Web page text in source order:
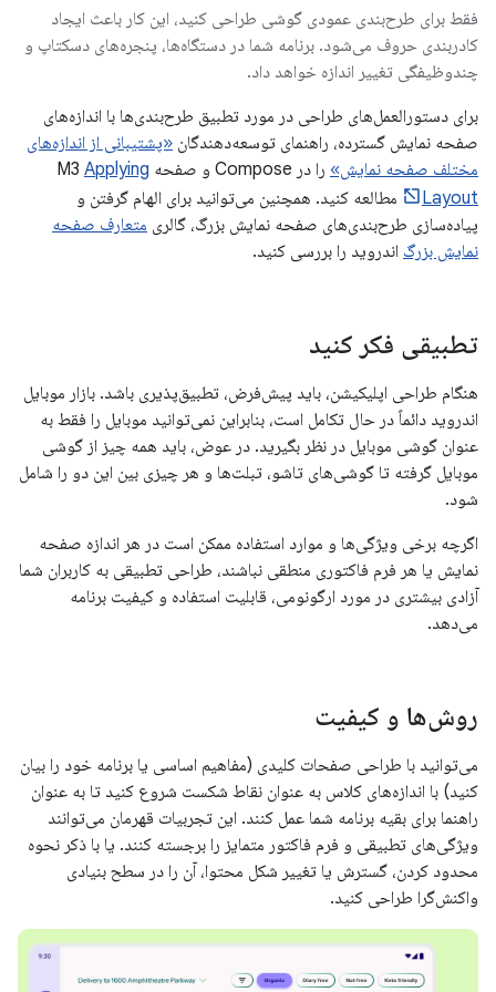
فقط برای طرح‌بندی عمودی گوشی طراحی کنید، این کار باعث ایجاد
کادربندی حروف می‌شود. برنامه شما در دستگاه‌ها، پنجره‌های دسکتاپ و
چندوظیفگی تغییر اندازه خواهد داد.
برای دستورالعمل‌های طراحی در مورد تطبیق طرح‌بندی‌ها با اندازه‌های
صفحه نمایش گسترده، راهنمای توسعه‌دهندگان «پشتیبانی از اندازه‌های
مختلف صفحه نمایش» را در Compose و صفحه M3
Applying
Layout
مطالعه کنید. همچنین می‌توانید برای الهام گرفتن و
پیاده‌سازی طرح‌بندی‌های صفحه نمایش بزرگ، گالری متعارف صفحه
نمایش بزرگ اندروید را بررسی کنید.
تطبیقی ​​فکر کنید
هنگام طراحی اپلیکیشن، باید پیش‌فرض، تطبیق‌پذیری باشد. بازار موبایل
اندروید دائماً در حال تکامل است، بنابراین نمی‌توانید موبایل را فقط به
عنوان گوشی موبایل در نظر بگیرید. در عوض، باید همه چیز از گوشی
موبایل گرفته تا گوشی‌های تاشو، تبلت‌ها و هر چیزی بین این دو را شامل
شود.
اگرچه برخی ویژگی‌ها و موارد استفاده ممکن است در هر اندازه صفحه
نمایش یا هر فرم فاکتوری منطقی نباشند، طراحی تطبیقی ​​به کاربران شما
آزادی بیشتری در مورد ارگونومی، قابلیت استفاده و کیفیت برنامه
می‌دهد.
روش‌ها و کیفیت
می‌توانید با طراحی صفحات کلیدی (مفاهیم اساسی یا برنامه خود را بیان
کنید) با اندازه‌های کلاس به عنوان نقاط شکست شروع کنید تا به عنوان
راهنما برای بقیه برنامه شما عمل کنند. این تجربیات قهرمان می‌توانند
ویژگی‌های تطبیقی ​​و فرم فاکتور متمایز را برجسته کنند. یا با ذکر نحوه
محدود کردن، گسترش یا تغییر شکل محتوا، آن را در سطح بنیادی
واکنش‌گرا طراحی کنید.